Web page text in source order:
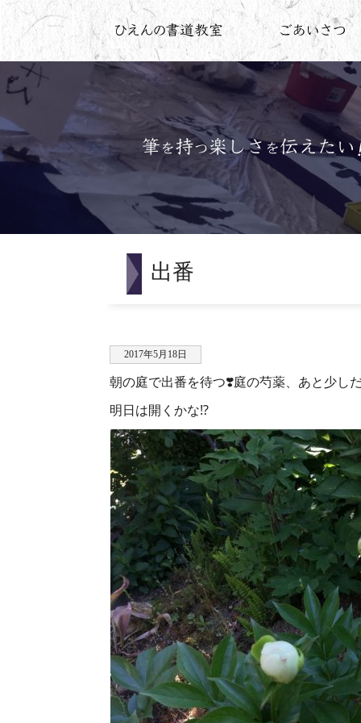
出番
2017年5月18日
朝の庭で出番を待つ❣️庭の芍薬、あと少し
明日は開くかな⁉️